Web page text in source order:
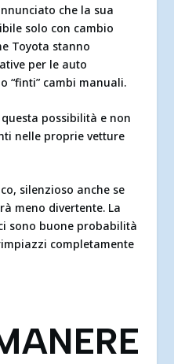
che la sua
solo con cambio
Toyota stanno
per le auto
“finti” cambi manuali.
possibilità e non
nelle proprie vetture
silenzioso anche se
meno divertente. La
sono buone probabilità
completamente